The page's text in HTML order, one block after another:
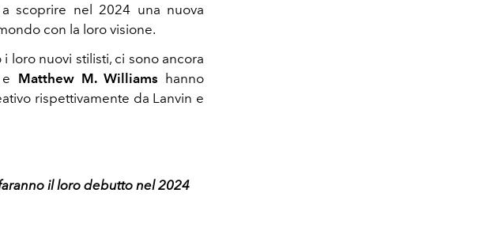
scoprire nel 2024 una nuova
con la loro visione.
loro nuovi stilisti, ci sono ancora
e Matthew M. Williams hanno
rispettivamente da Lanvin e
il loro debutto nel 2024